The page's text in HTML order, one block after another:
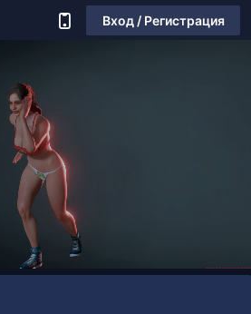
Вход / Регистрация